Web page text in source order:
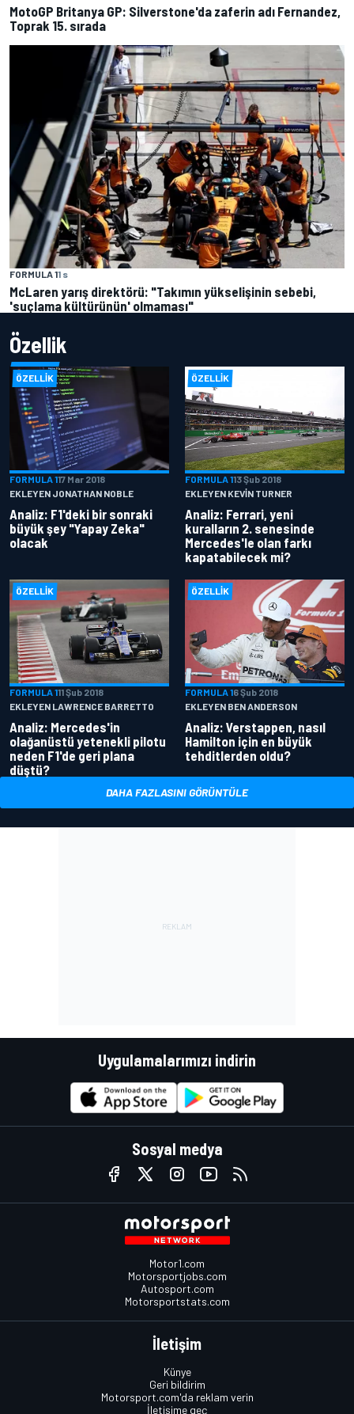
MotoGP Britanya GP: Silverstone'da zaferin adı Fernandez,
Toprak 15. sırada
FORMULA 11 s
McLaren yarış direktörü: "Takımın yükselişinin sebebi,
'suçlama kültürünün' olmaması"
Özellik
ÖZELLIK
FORMULA 117 Mar 2018
EKLEYEN JONATHAN NOBLE
Analiz: F1'deki bir sonraki
büyük şey "Yapay Zeka"
olacak
ÖZELLIK
FORMULA 113 Şub 2018
EKLEYEN KEVIN TURNER
Analiz: Ferrari, yeni
kuralların 2. senesinde
Mercedes'le olan farkı
kapatabilecek mi?
ÖZELLIK
FORMULA 111 Şub 2018
EKLEYEN LAWRENCE BARRETTO
Analiz: Mercedes'in
olağanüstü yetenekli pilotu
neden F1'de geri plana
düştü?
ÖZELLIK
FORMULA 16 Şub 2018
EKLEYEN BEN ANDERSON
Analiz: Verstappen, nasıl
Hamilton için en büyük
tehditlerden oldu?
DAHA FAZLASINI GÖRÜNTÜLE
Uygulamalarımızı indirin
Sosyal medya
Motor1.com
Motorsportjobs.com
Autosport.com
Motorsportstats.com
İletişim
Künye
Geri bildirim
Motorsport.com'da reklam verin
İletişime geç